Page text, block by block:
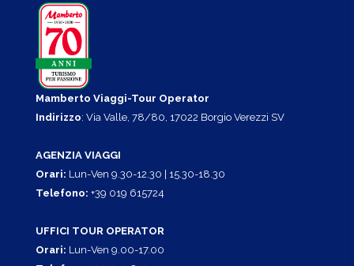
Mamberto Viaggi-Tour Operator
Indirizzo: Via Valle, 78/80, 17022 Borgio Verezzi SV
AGENZIA VIAGGI
Orari: Lun-Ven 9.30-12.30 | 15.30-18.30
Telefono: +39 019 615724
UFFICI TOUR OPERATOR
Orari: Lun-Ven 9.00-17.00